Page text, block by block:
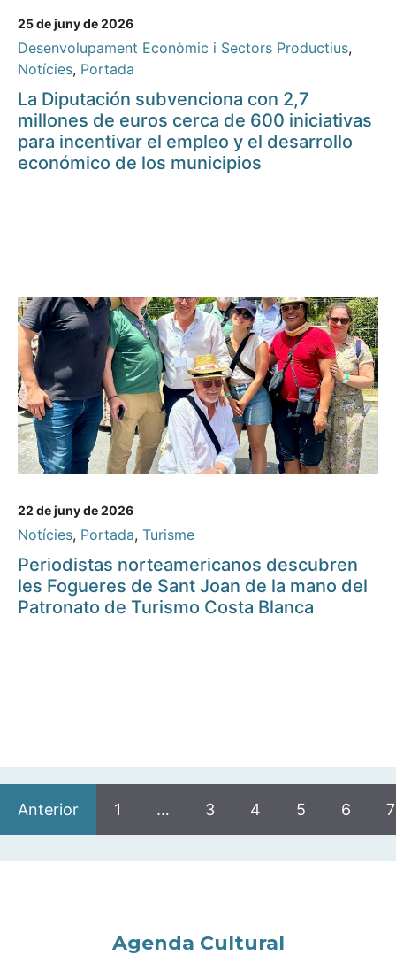
25 de juny de 2026
Desenvolupament Econòmic i Sectors Productius,
Notícies, Portada
La Diputación subvenciona con 2,7
millones de euros cerca de 600 iniciativas
para incentivar el empleo y el desarrollo
económico de los municipios
22 de juny de 2026
Notícies, Portada, Turisme
Periodistas norteamericanos descubren
les Fogueres de Sant Joan de la mano del
Patronato de Turismo Costa Blanca
Anterior 1 … 3 4 5 6 7
Agenda Cultural